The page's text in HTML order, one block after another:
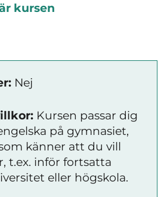
kursen
Nej
Kursen passar dig
på gymnasiet,
känner att du vill
t.ex. inför fortsatta
eller högskola.